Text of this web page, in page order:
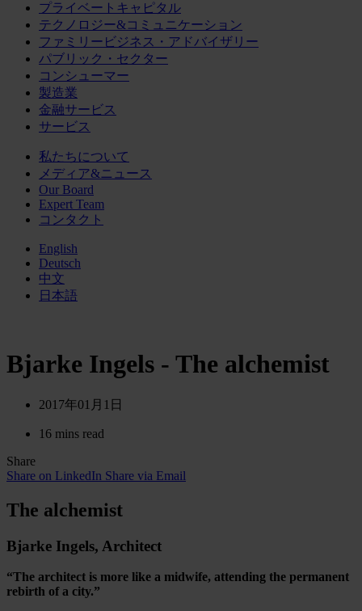
プライベートキャピタル
テクノロジー&コミュニケーション
ファミリービジネス・アドバイザリー
パブリック・セクター
コンシューマー
製造業
金融サービス
サービス
私たちについて
メディア&ニュース
Our Board
Expert Team
コンタクト
English
Deutsch
中文
日本語
Bjarke Ingels - The alchemist
2017年01月1日
16 mins read
Share
Share on LinkedIn Share via Email
The alchemist
Bjarke Ingels, Architect
“The architect is more like a midwife, attending the permanent
rebirth of a city.”